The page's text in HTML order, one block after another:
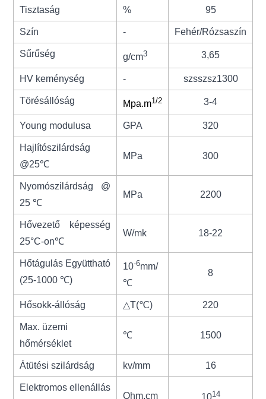
Tisztaság % 95
Szín - Fehér/Rózsaszín
Sűrűség g/cm3 3,65
HV keménység - szsszsz1300
Törésállóság Mpa.m1/2 3-4
Young modulusa GPA 320
Hajlítószilárdság
@25℃
MPa 300
Nyomószilárdság @
25 ℃
MPa 2200
Hővezető képesség
25°C-on℃
W/mk 18-22
Hőtágulás Együttható
(25-1000 ℃)
10-6mm/
℃
8
Hősokk-állóság △T(℃) 220
Max. üzemi
hőmérséklet
℃ 1500
Átütési szilárdság kv/mm 16
Elektromos ellenállás
Ohm.cm 1014